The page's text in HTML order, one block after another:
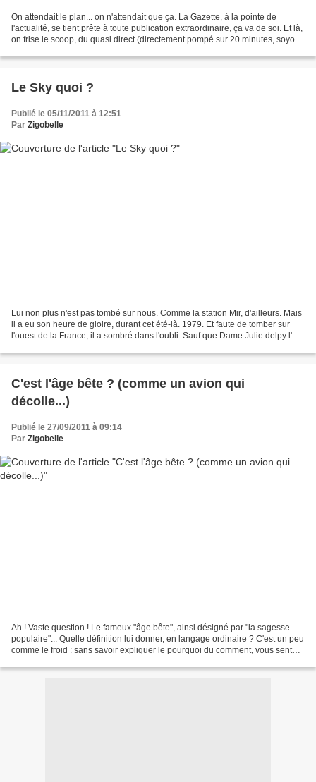
On attendait le plan... on n'attendait que ça. La Gazette, à la pointe de
l'actualité, se tient prête à toute publication extraordinaire, ça va de soi. Et là,
on frise le scoop, du quasi direct (directement pompé sur 20 minutes, soyons
Le Sky quoi ?
Publié le 05/11/2011 à 12:51
Par Zigobelle
Lui non plus n'est pas tombé sur nous. Comme la station Mir, d'ailleurs. Mais
il a eu son heure de gloire, durant cet été-là. 1979. Et faute de tomber sur
l'ouest de la France, il a sombré dans l'oubli. Sauf que Dame Julie delpy l'a
C'est l'âge bête ? (comme un avion qui
décolle...)
Publié le 27/09/2011 à 09:14
Par Zigobelle
Ah ! Vaste question ! Le fameux "âge bête", ainsi désigné par "la sagesse
populaire"... Quelle définition lui donner, en langage ordinaire ? C'est un peu
comme le froid : sans savoir expliquer le pourquoi du comment, vous sentez